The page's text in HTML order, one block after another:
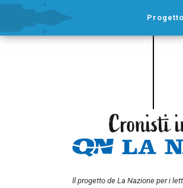
Progetto
ll progetto de La Nazione per i